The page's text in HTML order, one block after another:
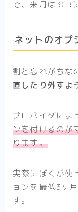
で、来月は3GB
ネットのオプ
割と忘れがちな
直したり外すよ
プロバイダによ
ンを付けるのが
ります。
実際にぼくが使
ョンを最低3ヶ
す。